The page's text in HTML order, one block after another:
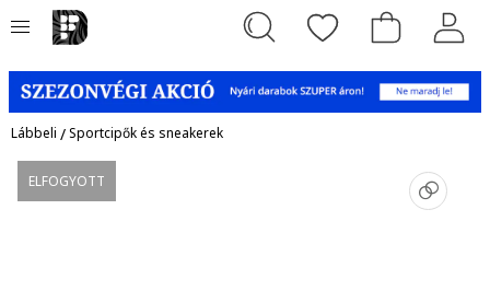
Lábbeli /Sportcipők és sneakerek
ELFOGYOTT